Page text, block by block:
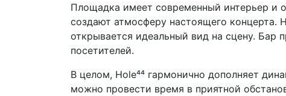
Площадка имеет современный интерьер и
создают атмосферу настоящего концерта.
открывается идеальный вид на сцену. Бар
посетителей.
В целом, Hole⁴⁴ гармонично дополняет
можно провести время в приятной